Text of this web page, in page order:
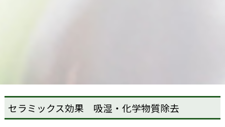
セラミックス効果 吸湿・化学物質除去